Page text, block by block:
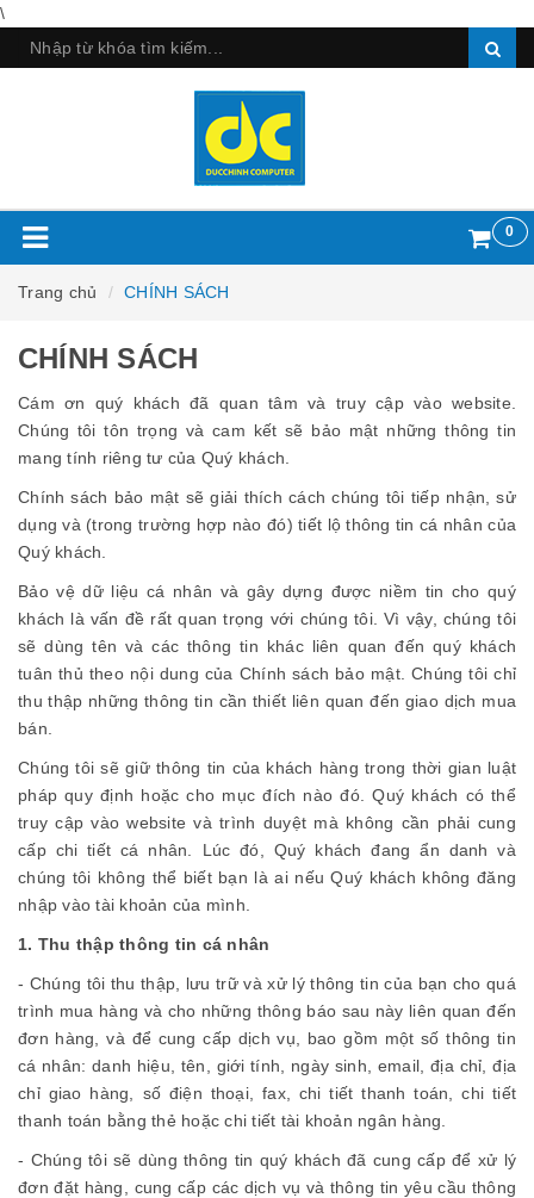
\
0
Trang chủ CHÍNH SÁCH
CHÍNH SÁCH
Cám ơn quý khách đã quan tâm và truy cập vào website.
Chúng tôi tôn trọng và cam kết sẽ bảo mật những thông tin
mang tính riêng tư của Quý khách.
Chính sách bảo mật sẽ giải thích cách chúng tôi tiếp nhận, sử
dụng và (trong trường hợp nào đó) tiết lộ thông tin cá nhân của
Quý khách.
Bảo vệ dữ liệu cá nhân và gây dựng được niềm tin cho quý
khách là vấn đề rất quan trọng với chúng tôi. Vì vậy, chúng tôi
sẽ dùng tên và các thông tin khác liên quan đến quý khách
tuân thủ theo nội dung của Chính sách bảo mật. Chúng tôi chỉ
thu thập những thông tin cần thiết liên quan đến giao dịch mua
bán.
Chúng tôi sẽ giữ thông tin của khách hàng trong thời gian luật
pháp quy định hoặc cho mục đích nào đó. Quý khách có thể
truy cập vào website và trình duyệt mà không cần phải cung
cấp chi tiết cá nhân. Lúc đó, Quý khách đang ẩn danh và
chúng tôi không thể biết bạn là ai nếu Quý khách không đăng
nhập vào tài khoản của mình.
1. Thu thập thông tin cá nhân
- Chúng tôi thu thập, lưu trữ và xử lý thông tin của bạn cho quá
trình mua hàng và cho những thông báo sau này liên quan đến
đơn hàng, và để cung cấp dịch vụ, bao gồm một số thông tin
cá nhân: danh hiệu, tên, giới tính, ngày sinh, email, địa chỉ, địa
chỉ giao hàng, số điện thoại, fax, chi tiết thanh toán, chi tiết
thanh toán bằng thẻ hoặc chi tiết tài khoản ngân hàng.
- Chúng tôi sẽ dùng thông tin quý khách đã cung cấp để xử lý
đơn đặt hàng, cung cấp các dịch vụ và thông tin yêu cầu thông